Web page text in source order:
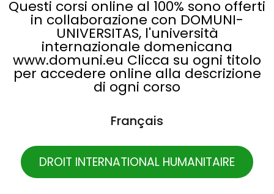
Questi corsi online al 100% sono offerti
in collaborazione con DOMUNI-
UNIVERSITAS, l'università
internazionale domenicana
www.domuni.eu Clicca su ogni titolo
per accedere online alla descrizione
di ogni corso
Français
DROIT INTERNATIONAL HUMANITAIRE